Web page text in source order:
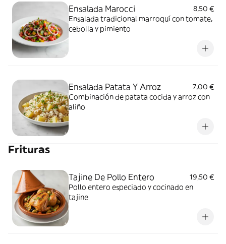
Ensalada Marocci
8,50 €
Ensalada tradicional marroquí con tomate,
cebolla y pimiento
Ensalada Patata Y Arroz
7,00 €
Combinación de patata cocida y arroz con
aliño
Frituras
Tajine De Pollo Entero
19,50 €
Pollo entero especiado y cocinado en
tajine